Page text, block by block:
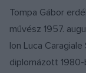
Tompa Gábor
művész 1957.
Ion Luca
diplomázott 1980-